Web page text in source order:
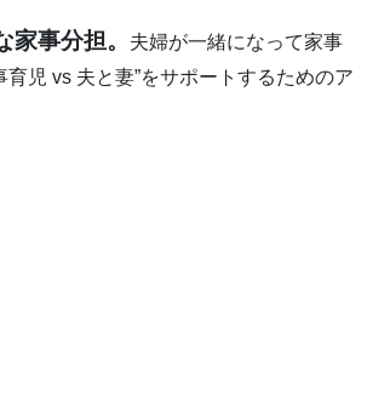
事分担。
夫婦が一緒になって家事
児 vs 夫と妻”をサポートするためのア